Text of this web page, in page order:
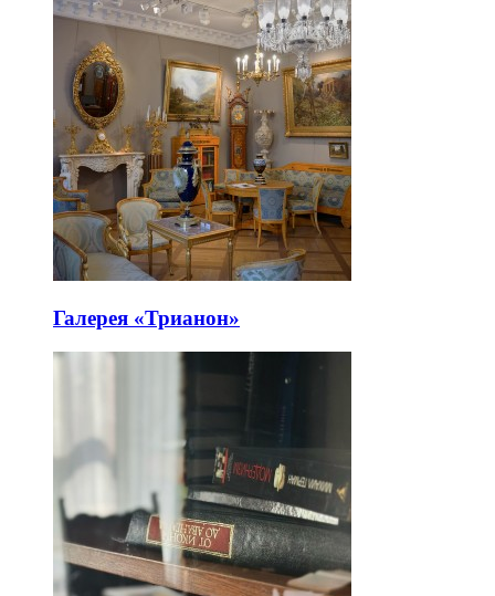
Галерея «Трианон»